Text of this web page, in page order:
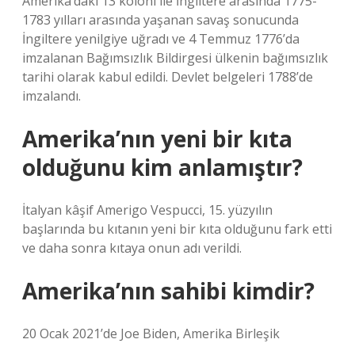
1783 yılları arasında yaşanan savaş sonucunda
İngiltere yenilgiye uğradı ve 4 Temmuz 1776’da
imzalanan Bağımsızlık Bildirgesi ülkenin bağımsızlık
tarihi olarak kabul edildi. Devlet belgeleri 1788’de
imzalandı.
Amerika’nın yeni bir kıta
olduğunu kim anlamıştır?
İtalyan kâşif Amerigo Vespucci, 15. yüzyılın
başlarında bu kıtanın yeni bir kıta olduğunu fark etti
ve daha sonra kıtaya onun adı verildi.
Amerika’nın sahibi kimdir?
20 Ocak 2021’de Joe Biden, Amerika Birleşik